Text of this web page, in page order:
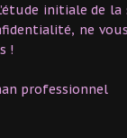
initiale de
ne
!
professionnel